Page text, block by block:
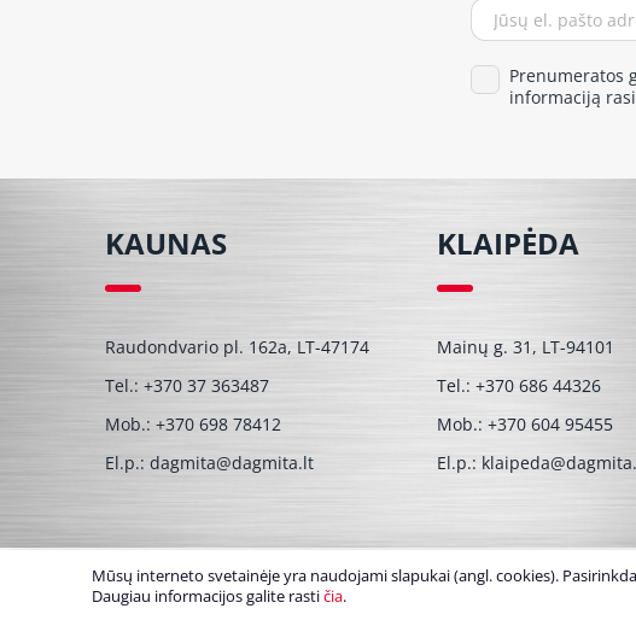
Prenumeratos
informaciją
KAUNAS
Raudondvario pl. 162a, LT-47174
Tel.: +370 37 363487
Mob.: +370 698 78412
El.p.: dagmita@dagmita.lt
KLAIPĖDA
Mainų g. 31, LT-94101
Tel.:+370 686 44326
Mob.:+370 604 95455
El.p.:
© UAB Dagmita 2026. Visos teisės saugomos
Mūsų interneto svetainėje yra naudojami slapukai (angl. cookies).
Daugiau informacijos galite rastičia.